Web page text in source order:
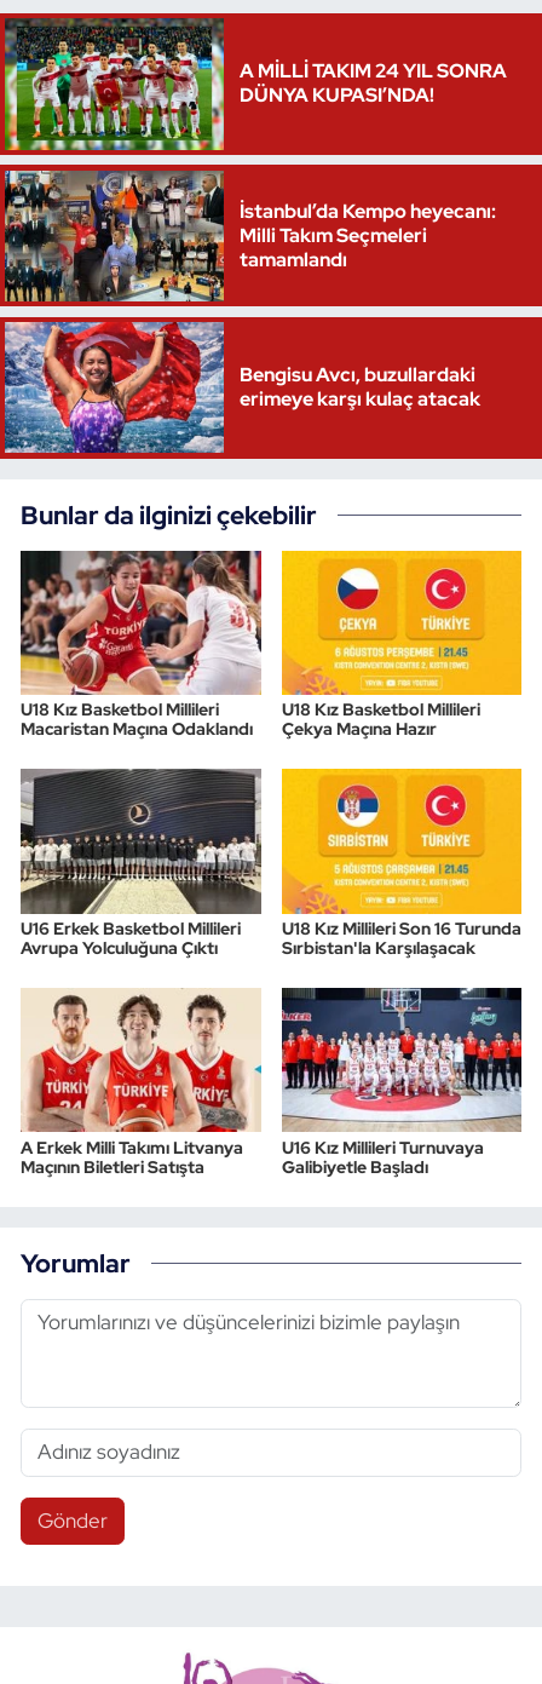
A MİLLİ TAKIM 24 YIL SONRA
DÜNYA KUPASI’NDA!
İstanbul’da Kempo heyecanı:
Milli Takım Seçmeleri
tamamlandı
Bengisu Avcı, buzullardaki
erimeye karşı kulaç atacak
Bunlar da ilginizi çekebilir
U18 Kız Basketbol Millileri
Macaristan Maçına Odaklandı
U18 Kız Basketbol Millileri
Çekya Maçına Hazır
U16 Erkek Basketbol Millileri
Avrupa Yolculuğuna Çıktı
U18 Kız Millileri Son 16 Turunda
Sırbistan'la Karşılaşacak
A Erkek Milli Takımı Litvanya
Maçının Biletleri Satışta
U16 Kız Millileri Turnuvaya
Galibiyetle Başladı
Yorumlar
Gönder
Triatlon
Voleybol
Vücut Geliştirme Fitness
Wushu Kungfu
Yelken
Yüzme